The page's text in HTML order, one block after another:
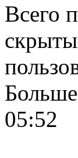
Всего
Больше
05:52